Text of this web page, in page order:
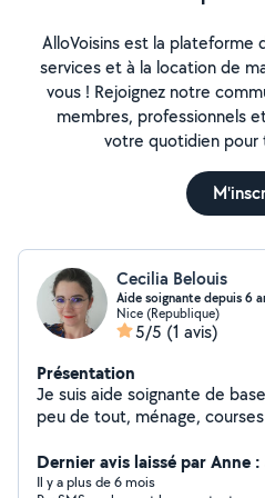
AlloVoisins est la plateforme
services et à la location de
vous ! Rejoignez notre
membres, professionnels
votre quotidien pour
Cecilia Belouis
Aide soignante depuis 6
Nice (Republique)
5/5 (1 avis)
Présentation
Je suis aide soignante de
peu de tout, ménage,
Dernier avis laissé par Anne
Il y a plus de 6 mois